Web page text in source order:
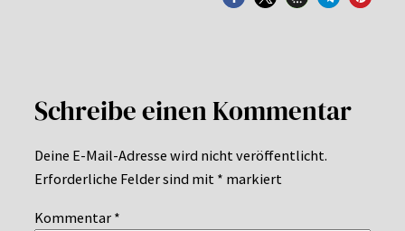
Schreibe einen Kommentar
Deine E-Mail-Adresse wird nicht veröffentlicht.
Erforderliche Felder sind mit * markiert
Kommentar *